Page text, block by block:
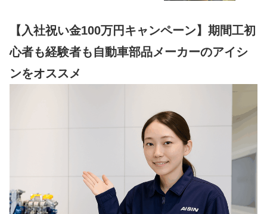
【入社祝い金100万円キャンペーン】期間工初
心者も経験者も自動車部品メーカーのアイシ
ンをオススメ